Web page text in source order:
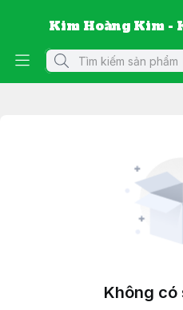
Kim Hoàng Kim -
Không có